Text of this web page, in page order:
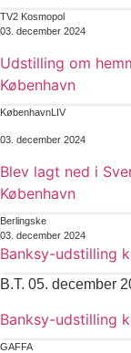
TV2 Kosmopol
03. december 2024
Udstilling om
København
KøbenhavnLIV
03. december 2024
Blev lagt ned i
København
Berlingske
03. december 2024
Banksy-udstilling
B.T. 05. december
Banksy-udstilling
GAFFA